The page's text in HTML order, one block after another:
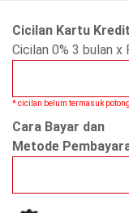
Cicilan Kartu Kredit
Cicilan 0% 3 bulan x
* cicilan belum termasuk
Cara Bayar dan
Metode